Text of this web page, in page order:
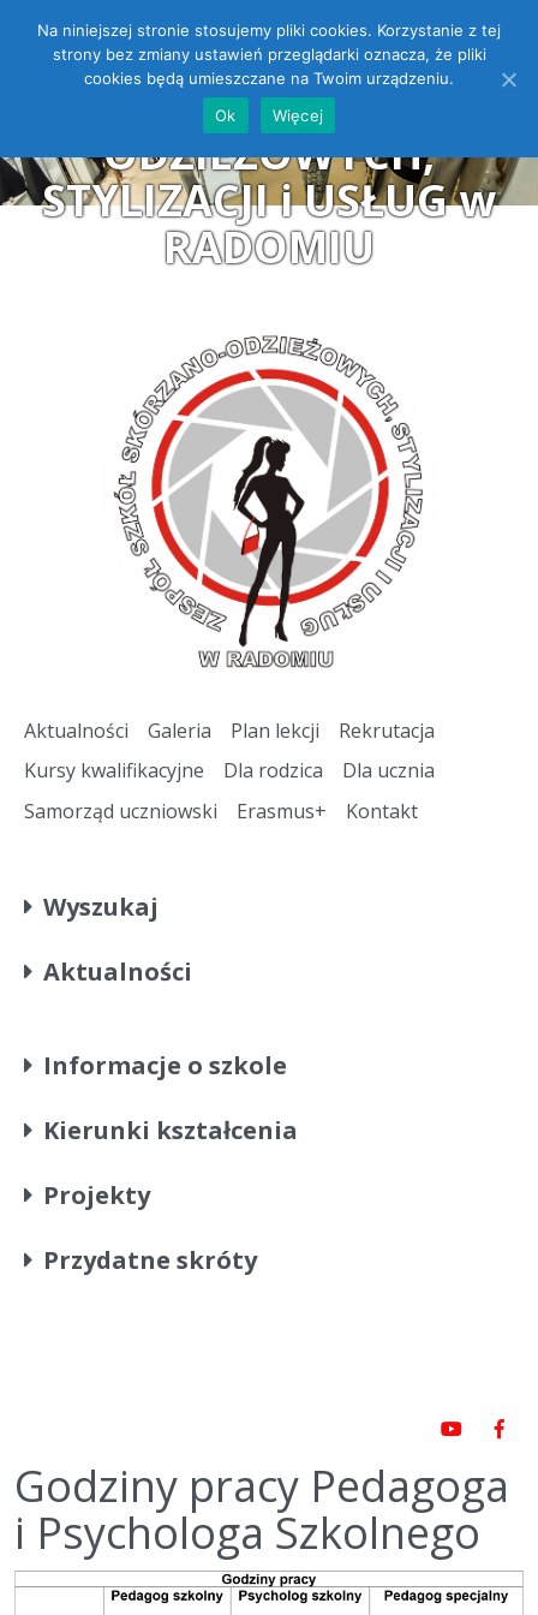
Open toolbar
ZESPÓŁ SZKÓŁ
SKÓRZANO-
ODZIEŻOWYCH,
STYLIZACJI i USŁUG w
RADOMIU
Aktualności Galeria Plan lekcji
Rekrutacja
Kursy kwalifikacyjne
Dla rodzica
Dla ucznia
Samorząd uczniowski
Erasmus+ Kontakt
Wyszukaj
Aktualności
Informacje o szkole
Kierunki kształcenia
Projekty
Przydatne skróty
Godziny pracy Pedagoga
i Psychologa Szkolnego
Na niniejszej stronie stosujemy pliki cookies. Korzystanie z tej
strony bez zmiany ustawień przeglądarki oznacza, że pliki
cookies będą umieszczane na Twoim urządzeniu.
Ok
Więcej